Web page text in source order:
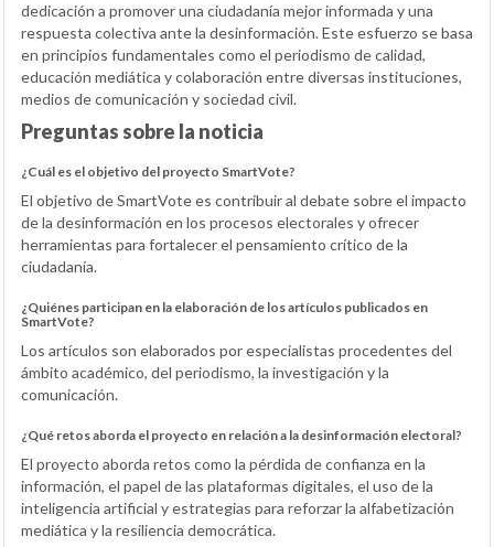
dedicación a promover una ciudadanía mejor informada y una
respuesta colectiva ante la desinformación. Este esfuerzo se basa
en principios fundamentales como el periodismo de calidad,
educación mediática y colaboración entre diversas instituciones,
medios de comunicación y sociedad civil.
Preguntas sobre la noticia
¿Cuál es el objetivo del proyecto SmartVote?
El objetivo de SmartVote es contribuir al debate sobre el impacto
de la desinformación en los procesos electorales y ofrecer
herramientas para fortalecer el pensamiento crítico de la
ciudadanía.
¿Quiénes participan en la elaboración de los artículos publicados en
SmartVote?
Los artículos son elaborados por especialistas procedentes del
ámbito académico, del periodismo, la investigación y la
comunicación.
¿Qué retos aborda el proyecto en relación a la desinformación electoral?
El proyecto aborda retos como la pérdida de confianza en la
información, el papel de las plataformas digitales, el uso de la
inteligencia artificial y estrategias para reforzar la alfabetización
mediática y la resiliencia democrática.